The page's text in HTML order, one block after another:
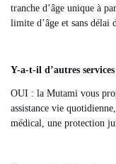
tranche d’âge unique à
limite d’âge et sans délai
Y-a-t-il d’autres
OUI : la Mutami vous
assistance vie
médical, une protection